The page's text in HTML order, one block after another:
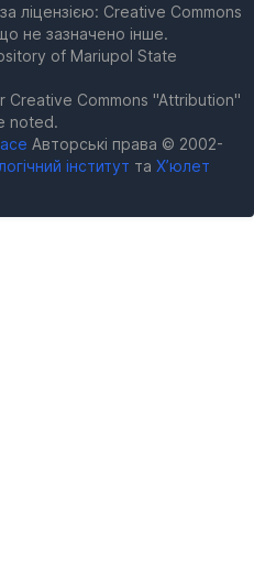
ліцензією: Creative Commons
не зазначено інше.
of Mariupol State
Commons "Attribution"
noted.
Авторські права © 2002-
інститут та Х’юлет